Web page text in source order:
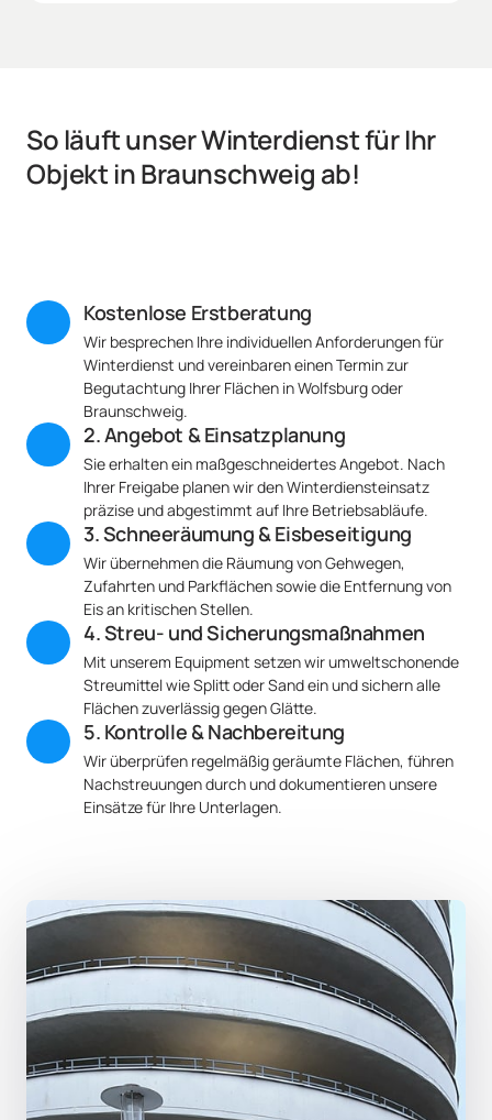
So läuft unser Winterdienst für Ihr
Objekt in Braunschweig ab!
Kostenlose Erstberatung
Wir besprechen Ihre individuellen Anforderungen für
Winterdienst und vereinbaren einen Termin zur
Begutachtung Ihrer Flächen in Wolfsburg oder
Braunschweig.
2. Angebot & Einsatzplanung
Sie erhalten ein maßgeschneidertes Angebot. Nach
Ihrer Freigabe planen wir den Winterdiensteinsatz
präzise und abgestimmt auf Ihre Betriebsabläufe.
3. Schneeräumung & Eisbeseitigung
Wir übernehmen die Räumung von Gehwegen,
Zufahrten und Parkflächen sowie die Entfernung von
Eis an kritischen Stellen.
4. Streu- und Sicherungsmaßnahmen
Mit unserem Equipment setzen wir umweltschonende
Streumittel wie Splitt oder Sand ein und sichern alle
Flächen zuverlässig gegen Glätte.
5. Kontrolle & Nachbereitung
Wir überprüfen regelmäßig geräumte Flächen, führen
Nachstreuungen durch und dokumentieren unsere
Einsätze für Ihre Unterlagen.